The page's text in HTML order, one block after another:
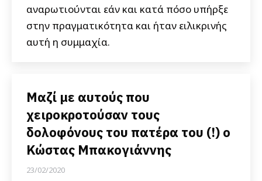
αναρωτιούνται εάν και κατά πόσο υπήρξε
στην πραγματικότητα και ήταν ειλικρινής
αυτή η συμμαχία.
Μαζί με αυτούς που
χειροκροτούσαν τους
δολοφόνους του πατέρα του (!) ο
Κώστας Μπακογιάννης
23/02/2020